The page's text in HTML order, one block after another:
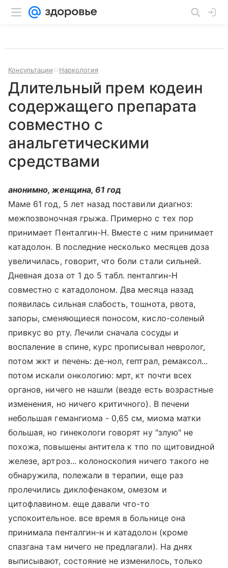
Консультации Наркология
Длительный прем кодеин
содержащего препарата
совместно с
анальгетическими
средствами
анонимно, женщина, 61 год
Маме 61 год, 5 лет назад поставили диагноз:
межпозвоночная грыжа. Примерно с тех пор
принимает Пенталгин-Н. Вместе с ним принимает
катадолон. В последние несколько месяцев доза
увеличилась, говорит, что боли стали сильней.
Дневная доза от 1 до 5 табл. пенталгин-Н
совместно с катадолоном. Два месяца назад
появилась сильная слабость, тошнота, рвота,
запоры, сменяющиеся поносом, кисло-соленый
привкус во рту. Лечили сначала сосуды и
воспаление в спине, курс прописывал невролог,
потом жкт и печень: де-нол, гептрал, ремаксол...
потом искали онкологию: мрт, кт почти всех
органов, ничего не нашли (везде есть возрастные
изменения, но ничего критичного). В печени
небольшая гемангиома - 0,65 см, миома матки
большая, но гинекологи говорят ну "злую" не
похожа, повышены антитела к тпо по щитовидной
железе, артроз... колоноскопия ничего такого не
обнаружила, полежали в терапии, еще раз
пролечились диклофенаком, омезом и
цитофлавином. еще давали что-то
успокоительное. все время в больнице она
принимала пенталгин-н и катадолон (кроме
спазгана там ничего не предлагали). На днях
выписывают, состояние не изменилось, только